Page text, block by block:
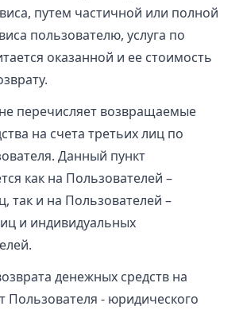
путем частичной или полной
пользователю, услуга по
оказанной и ее стоимость
перечисляет возвращаемые
на счета третьих лиц по
Данный пункт
как на Пользователей –
так и на Пользователей –
и индивидуальных
денежных средств на
Пользователя - юридического